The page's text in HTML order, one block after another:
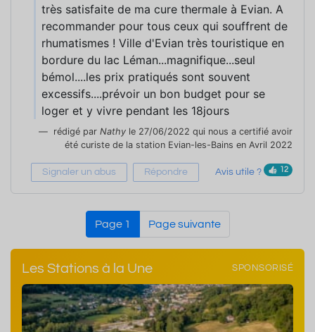
très satisfaite de ma cure thermale à Evian. A
recommander pour tous ceux qui souffrent de
rhumatismes ! Ville d'Evian très touristique en
bordure du lac Léman...magnifique...seul
bémol....les prix pratiqués sont souvent
excessifs....prévoir un bon budget pour se
loger et y vivre pendant les 18jours
rédigé par Nathy le 27/06/2022 qui nous a certifié avoir
été curiste de la station Evian-les-Bains en Avril 2022
Signaler un abus Répondre Avis utile ? 12
Page 1 Page suivante
Les Stations à la Une SPONSORISÉ